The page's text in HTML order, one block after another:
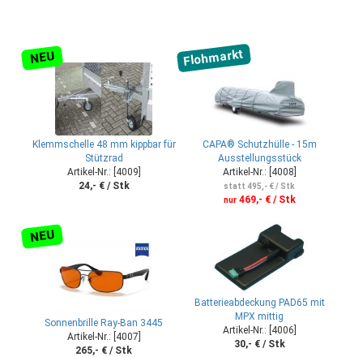
NEU
Klemmschelle 48 mm kippbar für
Stützrad
Artikel-Nr.: [4009]
24,- € / Stk
Flohmarkt
CAPA® Schutzhülle - 15m
Ausstellungsstück
Artikel-Nr.: [4008]
statt 495,- € / Stk
nur469,- € / Stk
NEU
Sonnenbrille Ray-Ban 3445
Artikel-Nr.: [4007]
265,- € / Stk
Batterieabdeckung PAD65 mit
MPX mittig
Artikel-Nr.: [4006]
30,- € / Stk